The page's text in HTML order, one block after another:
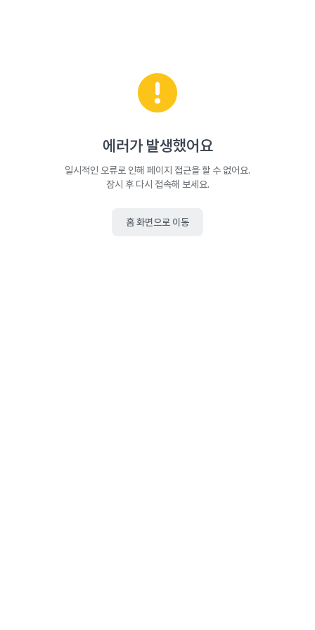
에러가 발생했어요
일시적인 오류로 인해 페이지 접근을 할 수 없어요.
잠시 후 다시 접속해 보세요.
홈 화면으로 이동